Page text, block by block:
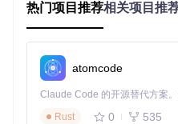
实践指南：从零开始的
准备工作
在开始你的罗马帝国建设前，
获取原版凯撒大帝3的游戏
数字版或使用原始CD-ROM
热门项目推荐相关项目推
atomcode
Rust
0 535